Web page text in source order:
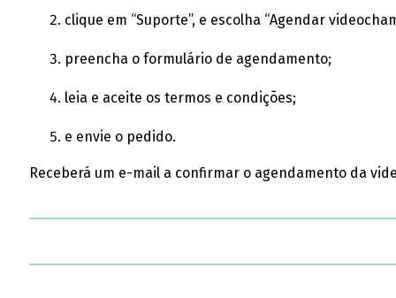
clique em “Suporte”, e escolha “Agendar
preencha o formulário de agendamento;
leia e aceite os termos e condições;
e envie o pedido.
Receberá um e-mail a confirmar o agendamento da